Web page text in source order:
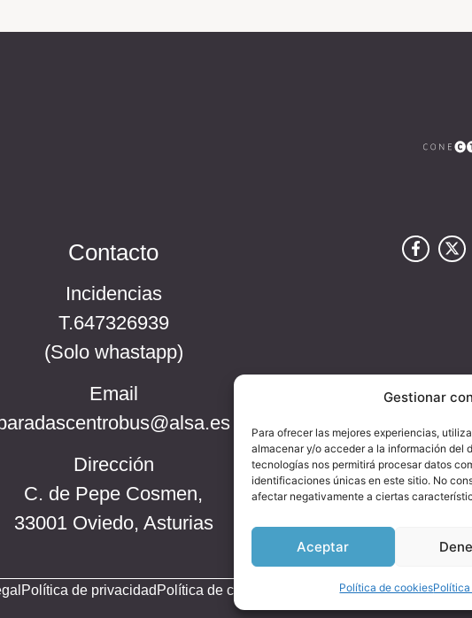
Gestionar
Para ofrecer las mejores experiencias,
almacenar y/o acceder a la información del
tecnologías nos permitirá procesar datos
identificaciones únicas en este sitio. No
afectar negativamente a ciertas
Aceptar
Política de cookies
Contacto
Incidencias
T.647326939
(Solo whastapp)
Email
Dirección
C. de Pepe Cosmen,
33001 Oviedo, Asturias
Política de privacidad Política de cookies